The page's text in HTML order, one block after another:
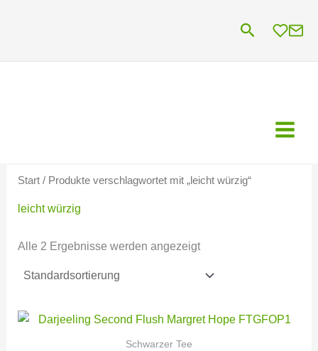
Suchen
Start/ Produkte verschlagwortet mit „leicht würzig“
leicht würzig
Alle 2 Ergebnisse werden angezeigt
Schwarzer Tee